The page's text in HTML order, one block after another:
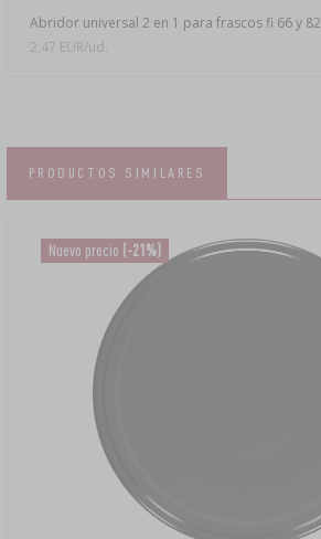
Abridor universal 2 en 1 para frascos fi 66 y 82
2,47 EUR/ud.
PRODUCTOS SIMILARES
Nuevo precio (-21%)